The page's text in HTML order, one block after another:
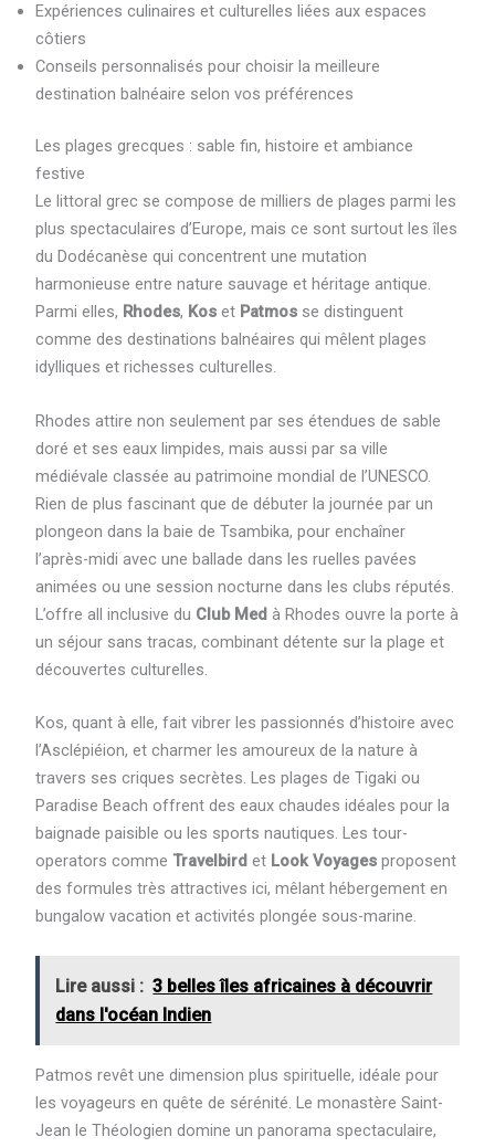
Expériences culinaires et culturelles liées aux espaces
côtiers
Conseils personnalisés pour choisir la meilleure
destination balnéaire selon vos préférences
Les plages grecques : sable fin, histoire et ambiance
festive
Le littoral grec se compose de milliers de plages parmi les
plus spectaculaires d’Europe, mais ce sont surtout les îles
du Dodécanèse qui concentrent une mutation
harmonieuse entre nature sauvage et héritage antique.
Parmi elles, Rhodes, Koset Patmosse distinguent
comme des destinations balnéaires qui mêlent plages
idylliques et richesses culturelles.
Rhodes attire non seulement par ses étendues de sable
doré et ses eaux limpides, mais aussi par sa ville
médiévale classée au patrimoine mondial de l’UNESCO.
Rien de plus fascinant que de débuter la journée par un
plongeon dans la baie de Tsambika, pour enchaîner
l’après-midi avec une ballade dans les ruelles pavées
animées ou une session nocturne dans les clubs réputés.
L’offre all inclusive du Club Med à Rhodes ouvre la porte à
un séjour sans tracas, combinant détente sur la plage et
découvertes culturelles.
Kos, quant à elle, fait vibrer les passionnés d’histoire avec
l’Asclépiéion, et charmer les amoureux de la nature à
travers ses criques secrètes. Les plages de Tigaki ou
Paradise Beach offrent des eaux chaudes idéales pour la
baignade paisible ou les sports nautiques. Les tour-
operators comme Travelbird et Look Voyagesproposent
des formules très attractives ici, mêlant hébergement en
bungalow vacation et activités plongée sous-marine.
Lire aussi : 3 belles îles africaines à découvrir
dans l'océan Indien
Patmos revêt une dimension plus spirituelle, idéale pour
les voyageurs en quête de sérénité. Le monastère Saint-
Jean le Théologien domine un panorama spectaculaire,